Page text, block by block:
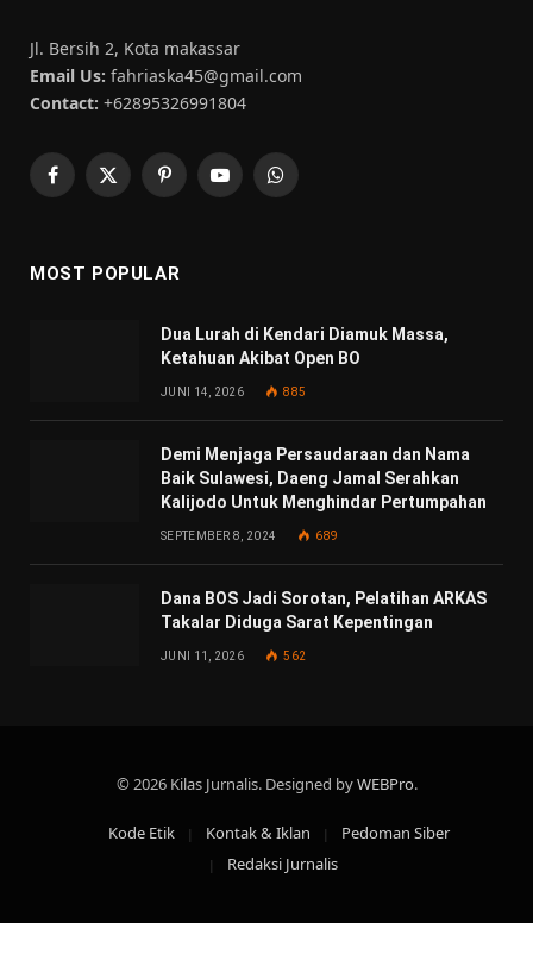
Jl. Bersih 2, Kota makassar
Email Us: fahriaska45@gmail.com
Contact: +62895326991804
Facebook
X
PinterestYouTubeWhatsApp
MOST POPULAR
Dua Lurah di Kendari Diamuk Massa,
Ketahuan Akibat Open BO
JUNI 14, 2026 885
Demi Menjaga Persaudaraan dan Nama
Baik Sulawesi, Daeng Jamal Serahkan
Kalijodo Untuk Menghindar Pertumpahan
SEPTEMBER 8, 2024 689
Dana BOS Jadi Sorotan, Pelatihan ARKAS
Takalar Diduga Sarat Kepentingan
JUNI 11, 2026 562
© 2026 Kilas Jurnalis. Designed byWEBPro.
Kode Etik Kontak & Iklan
Pedoman Siber
Redaksi Jurnalis